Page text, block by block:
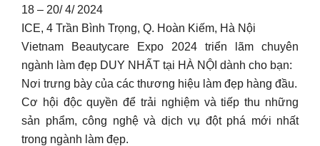
18 – 20/ 4/ 2024
ICE, 4 Trần Bình Trọng, Q. Hoàn Kiếm, Hà Nội
Vietnam Beautycare Expo 2024 triển lãm chuyên
ngành làm đẹp DUY NHẤT tại HÀ NỘI dành cho bạn:
Nơi trưng bày của các thương hiệu làm đẹp hàng đầu.
Cơ hội độc quyền để trải nghiệm và tiếp thu những
sản phẩm, công nghệ và dịch vụ đột phá mới nhất
trong ngành làm đẹp.